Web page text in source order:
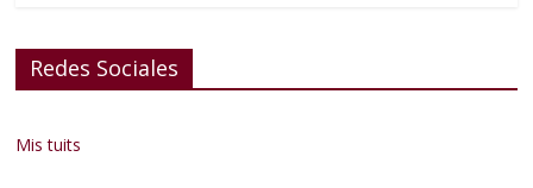
Redes Sociales
Mis tuits